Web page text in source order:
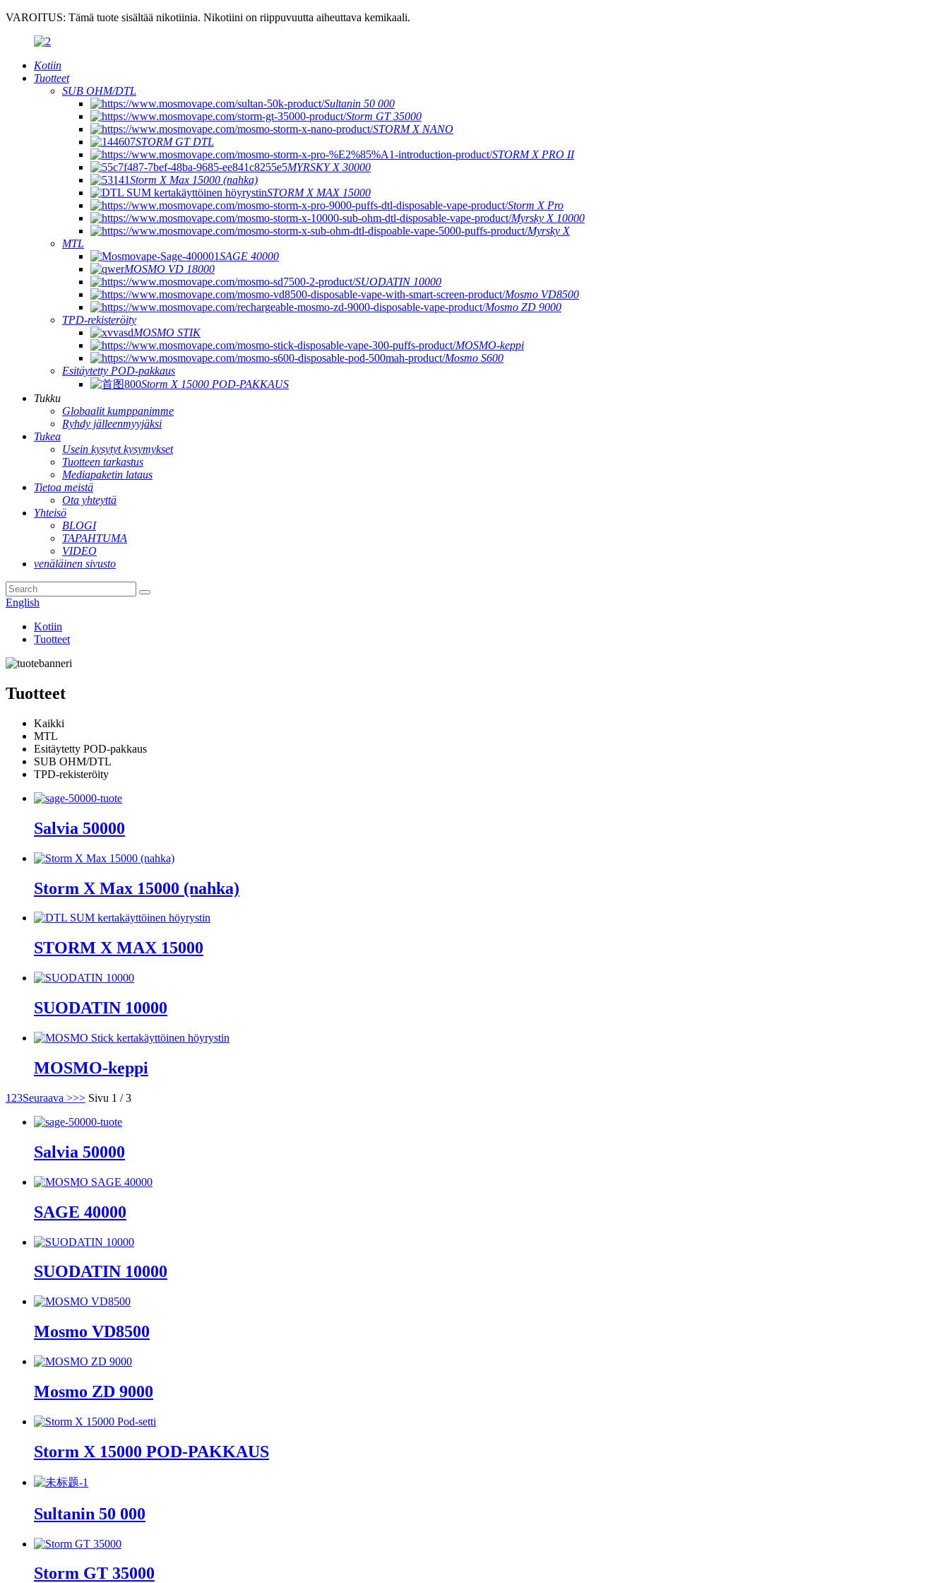
VAROITUS: Tämä tuote sisältää nikotiinia. Nikotiini on riippuvuutta aiheuttava kemikaali.
Kotiin
Tuotteet
SUB OHM/DTL
Sultanin 50 000
Storm GT 35000
STORM X NANO
STORM GT DTL
STORM X PRO II
MYRSKY X 30000
Storm X Max 15000 (nahka)
STORM X MAX 15000
Storm X Pro
Myrsky X 10000
Myrsky X
MTL
SAGE 40000
MOSMO VD 18000
SUODATIN 10000
Mosmo VD8500
Mosmo ZD 9000
TPD-rekisteröity
MOSMO STIK
MOSMO-keppi
Mosmo S600
Esitäytetty POD-pakkaus
Storm X 15000 POD-PAKKAUS
Tukku
Globaalit kumppanimme
Ryhdy jälleenmyyjäksi
Tukea
Usein kysytyt kysymykset
Tuotteen tarkastus
Mediapaketin lataus
Tietoa meistä
Ota yhteyttä
Yhteisö
BLOGI
TAPAHTUMA
VIDEO
venäläinen sivusto
English
Kotiin
Tuotteet
Tuotteet
Kaikki
MTL
Esitäytetty POD-pakkaus
SUB OHM/DTL
TPD-rekisteröity
Salvia 50000
Storm X Max 15000 (nahka)
STORM X MAX 15000
SUODATIN 10000
MOSMO-keppi
1 23Seuraava >>> Sivu 1 / 3
Salvia 50000
SAGE 40000
SUODATIN 10000
Mosmo VD8500
Mosmo ZD 9000
Storm X 15000 POD-PAKKAUS
Sultanin 50 000
Storm GT 35000